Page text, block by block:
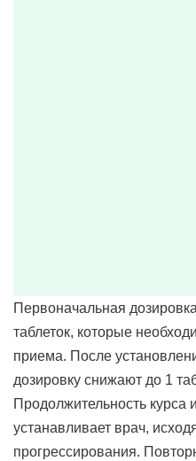
Первоначальная
таблеток, которые
приема. После
дозировку снижают до 1
Продолжительность курса
устанавливает врач,
прогрессирования.